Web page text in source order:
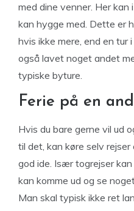
med dine venner. Her kan
kan hygge med. Dette er
hvis ikke mere, end en tur
også lavet noget andet
typiske byture.
Ferie på en
Hvis du bare gerne vil ud
til det, kan køre selv
god ide. Især togrejser
kan komme ud og se
Man skal typisk ikke ret